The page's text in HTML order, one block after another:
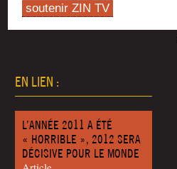
EN LIEN :
L’ANNÉE 2011 A ÉTÉ
« HORRIBLE », 2012 SERA
DÉCISIVE POUR LE MONDE
soutenir ZIN TV